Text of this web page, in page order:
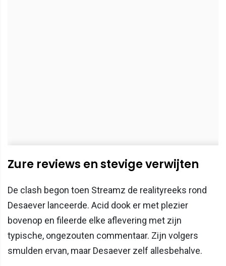
Zure reviews en stevige verwijten
De clash begon toen Streamz de realityreeks rond
Desaever lanceerde. Acid dook er met plezier
bovenop en fileerde elke aflevering met zijn
typische, ongezouten commentaar. Zijn volgers
smulden ervan, maar Desaever zelf allesbehalve.